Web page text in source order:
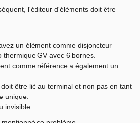
l'éditeur d'éléments doit être
un élément comme disjoncteur
thermique GV avec 6 bornes.
comme référence a également un
doit être lié au terminal et non pas en tant
unique.
invisible.